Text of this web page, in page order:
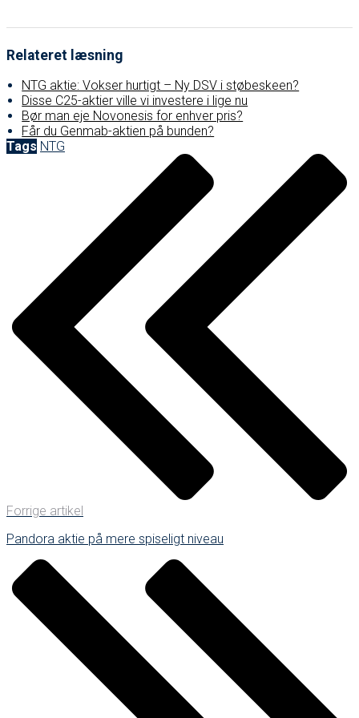
Relateret læsning
NTG aktie: Vokser hurtigt – Ny DSV i støbeskeen?
Disse C25-aktier ville vi investere i lige nu
Bør man eje Novonesis for enhver pris?
Får du Genmab-aktien på bunden?
Tags NTG
Forrige artikel
Pandora aktie på mere spiseligt niveau